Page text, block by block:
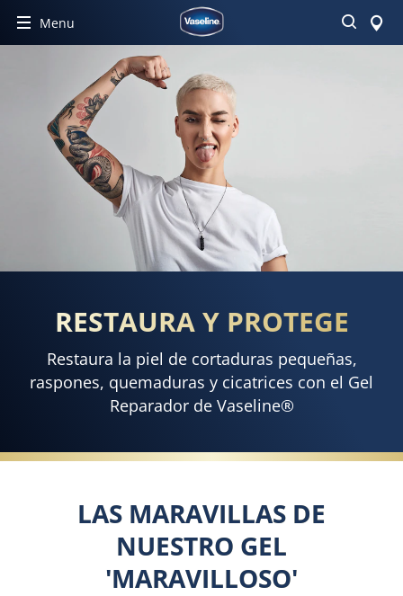
Menu Buscar
RESTAURA Y PROTEGE
Restaura la piel de cortaduras pequeñas,
raspones, quemaduras y cicatrices con el Gel
Reparador de Vaseline®
LAS MARAVILLAS DE
NUESTRO GEL
'MARAVILLOSO'